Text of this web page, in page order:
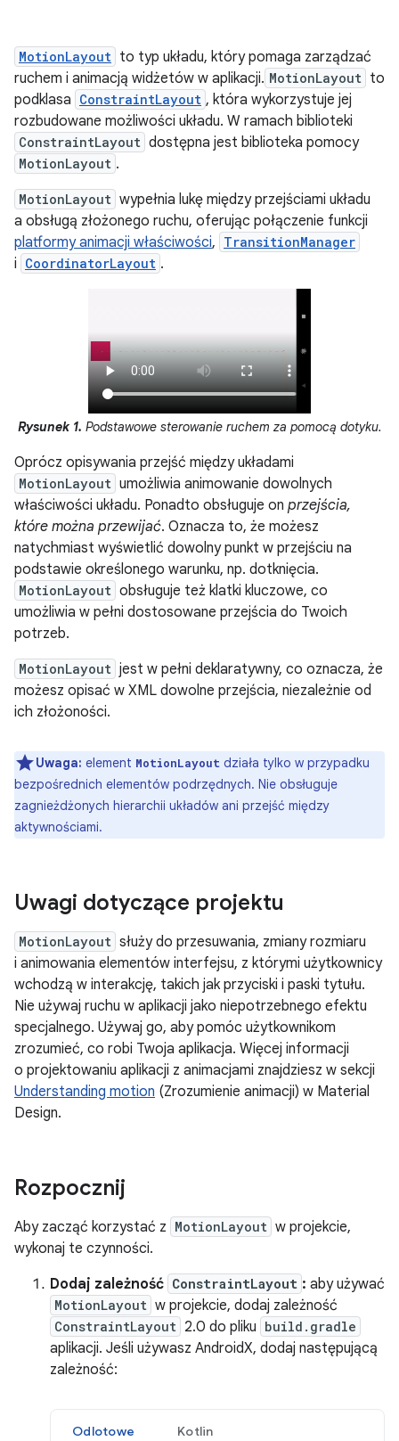
MotionLayout to typ układu, który pomaga zarządzać
ruchem i animacją widżetów w aplikacji. MotionLayout to
podklasa ConstraintLayout , która wykorzystuje jej
rozbudowane możliwości układu. W ramach biblioteki
ConstraintLayout dostępna jest biblioteka pomocy
MotionLayout .
MotionLayout wypełnia lukę między przejściami układu
a obsługą złożonego ruchu, oferując połączenie funkcji
platformy animacji właściwości, TransitionManager
i CoordinatorLayout .
Rysunek 1. Podstawowe sterowanie ruchem za pomocą dotyku.
Oprócz opisywania przejść między układami
MotionLayout umożliwia animowanie dowolnych
właściwości układu. Ponadto obsługuje on przejścia,
które można przewijać. Oznacza to, że możesz
natychmiast wyświetlić dowolny punkt w przejściu na
podstawie określonego warunku, np. dotknięcia.
MotionLayout obsługuje też klatki kluczowe, co
umożliwia w pełni dostosowane przejścia do Twoich
potrzeb.
MotionLayout jest w pełni deklaratywny, co oznacza, że
możesz opisać w XML dowolne przejścia, niezależnie od
ich złożoności.
Uwaga: element MotionLayout działa tylko w przypadku
bezpośrednich elementów podrzędnych. Nie obsługuje
zagnieżdżonych hierarchii układów ani przejść między
aktywnościami.
Uwagi dotyczące projektu
MotionLayout służy do przesuwania, zmiany rozmiaru
i animowania elementów interfejsu, z którymi użytkownicy
wchodzą w interakcję, takich jak przyciski i paski tytułu.
Nie używaj ruchu w aplikacji jako niepotrzebnego efektu
specjalnego. Używaj go, aby pomóc użytkownikom
zrozumieć, co robi Twoja aplikacja. Więcej informacji
o projektowaniu aplikacji z animacjami znajdziesz w sekcji
Understanding motion (Zrozumienie animacji) w Material
Design.
Rozpocznij
Aby zacząć korzystać z MotionLayout w projekcie,
wykonaj te czynności.
Dodaj zależność ConstraintLayout : aby używać
MotionLayout w projekcie, dodaj zależność
ConstraintLayout 2.0 do pliku build.gradle
aplikacji. Jeśli używasz AndroidX, dodaj następującą
zależność:
Odlotowe Kotlin